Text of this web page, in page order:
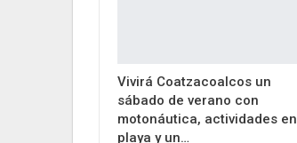
Vivirá Coatzacoalcos un
sábado de verano con
motonáutica, actividades en
playa y un…